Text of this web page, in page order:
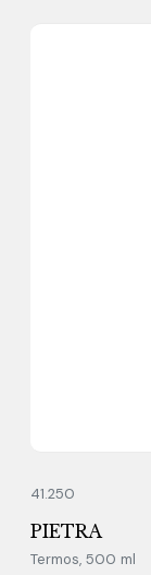
41.250
PIETRA
Termos, 500 ml